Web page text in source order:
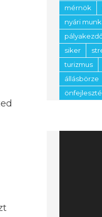
mérnök
nyári
siker
turizmus
állásbörze